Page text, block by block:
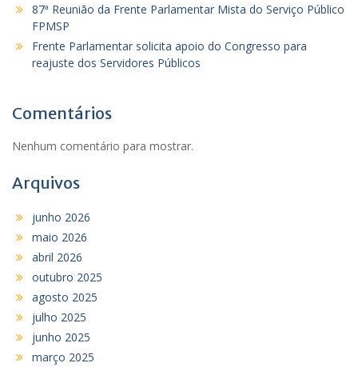
87ª Reunião da Frente Parlamentar Mista do Serviço Público
FPMSP
Frente Parlamentar solicita apoio do Congresso para
reajuste dos Servidores Públicos
Comentários
Nenhum comentário para mostrar.
Arquivos
junho 2026
maio 2026
abril 2026
outubro 2025
agosto 2025
julho 2025
junho 2025
março 2025